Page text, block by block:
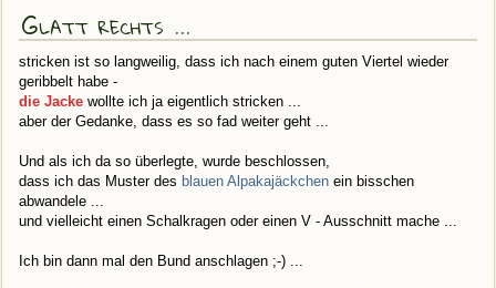
Glatt rechts ...
stricken ist so langweilig, dass ich nach einem guten Viertel wieder
geribbelt habe -
die Jacke wollte ich ja eigentlich stricken ...
aber der Gedanke, dass es so fad weiter geht ...
Und als ich da so überlegte, wurde beschlossen,
dass ich das Muster des blauen Alpakajäckchen ein bisschen
abwandele ...
und vielleicht einen Schalkragen oder einen V - Ausschnitt mache ...
Ich bin dann mal den Bund anschlagen ;-) ...